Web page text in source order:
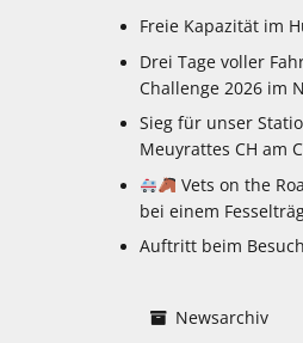
Freie Kapazität im
Drei Tage voller
Challenge 2026 im
Sieg für unser
Meuyrattes CH am
Vets on the
bei einem
Auftritt beim
Newsarchiv